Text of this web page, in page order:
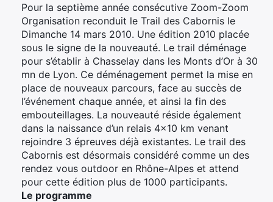
Pour la septième année consécutive Zoom-Zoom
Organisation reconduit le Trail des Cabornis le
Dimanche 14 mars 2010. Une édition 2010 placée
sous le signe de la nouveauté. Le trail déménage
pour s’établir à Chasselay dans les Monts d’Or à 30
mn de Lyon. Ce déménagement permet la mise en
place de nouveaux parcours, face au succès de
l’événement chaque année, et ainsi la fin des
embouteillages. La nouveauté réside également
dans la naissance d’un relais 4×10 km venant
rejoindre 3 épreuves déjà existantes. Le trail des
Cabornis est désormais considéré comme un des
rendez vous outdoor en Rhône-Alpes et attend
pour cette édition plus de 1000 participants.
Le programme